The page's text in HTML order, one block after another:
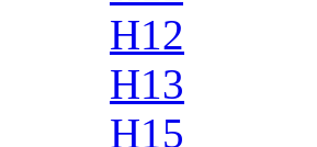
H12
H13
H15